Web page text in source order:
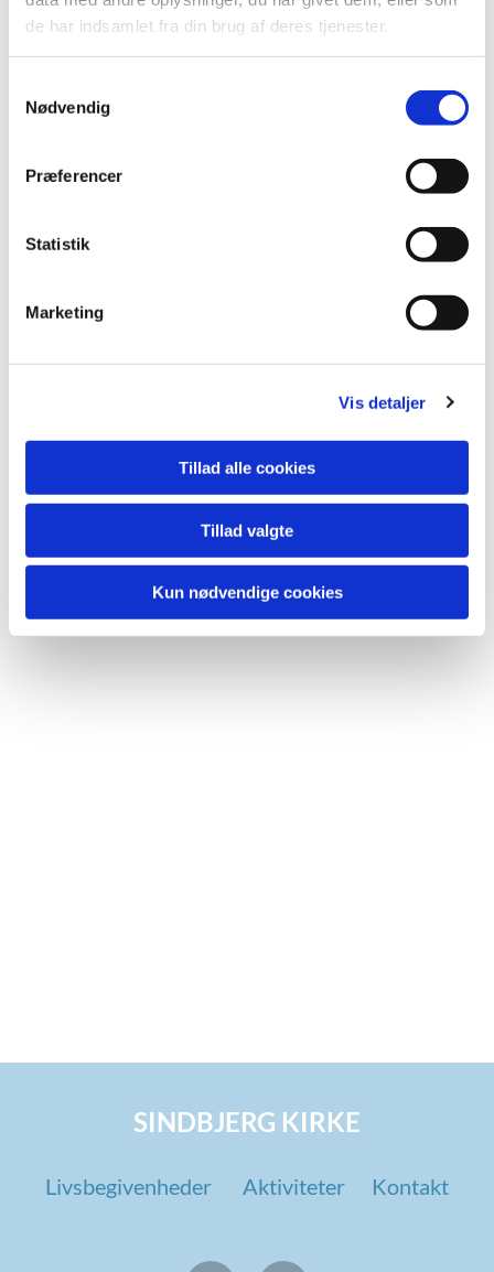
de har indsamlet fra din brug af deres tjenester.
Nødvendig
Præferencer
Statistik
Marketing
Vis detaljer
Tillad alle cookies
Tillad valgte
Kun nødvendige cookies
Du vil måske også kunne lide...
SINDBJERG KIRKE
Livsbegivenheder Aktiviteter Kontakt